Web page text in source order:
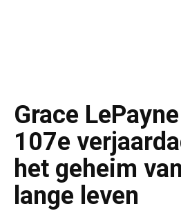
Grace
107e
het geheim
lange leven